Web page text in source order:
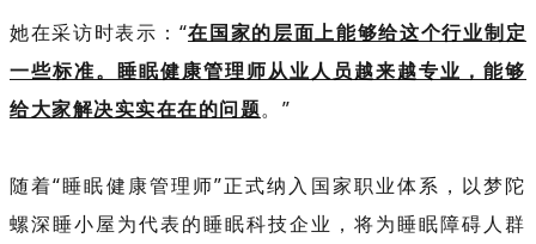
她在采访时表示：“在国家的层面上能够给这个行业制定
一些标准。睡眠健康管理师从业人员越来越专业，能够
给大家解决实实在在的问题。”
随着“睡眠健康管理师”正式纳入国家职业体系，以梦陀
螺深睡小屋为代表的睡眠科技企业，将为睡眠障碍人群